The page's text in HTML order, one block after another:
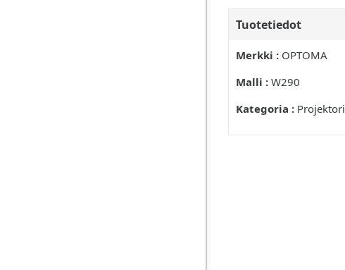
Tuotetiedot
Merkki : OPTOMA
Malli : W290
Kategoria : Projektori